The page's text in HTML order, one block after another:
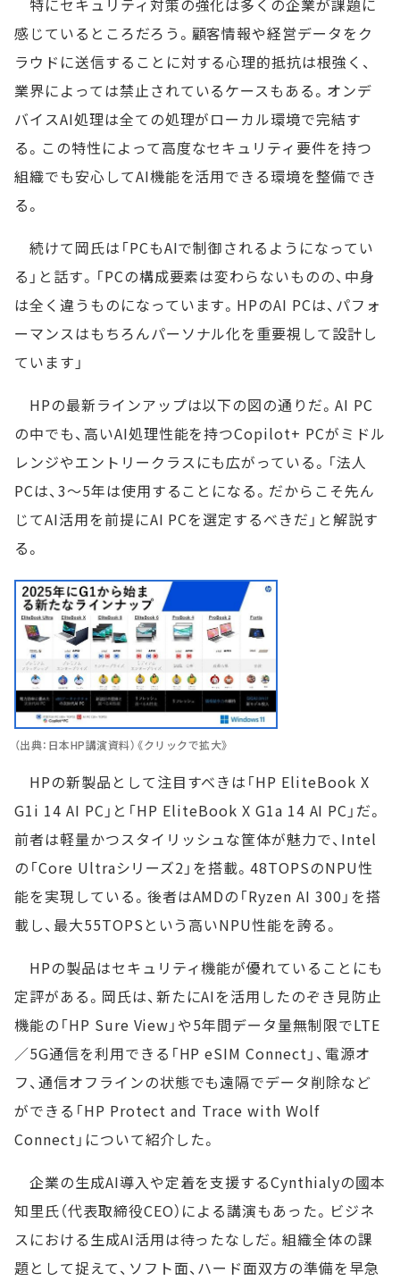
感じているところだろう。顧客情報や経営データをク
ラウドに送信することに対する心理的抵抗は根強く、
業界によっては禁止されているケースもある。オンデ
バイスAI処理は全ての処理がローカル環境で完結す
る。この特性によって高度なセキュリティ要件を持つ
組織でも安心してAI機能を活用できる環境を整備でき
る。
続けて岡氏は「PCもAIで制御されるようになってい
る」と話す。「PCの構成要素は変わらないものの、中身
は全く違うものになっています。HPのAI PCは、パフォ
ーマンスはもちろんパーソナル化を重要視して設計し
ています」
HPの最新ラインアップは以下の図の通りだ。AI PC
の中でも、高いAI処理性能を持つCopilot+ PCがミドル
レンジやエントリークラスにも広がっている。「法人
PCは、3～5年は使用することになる。だからこそ先ん
じてAI活用を前提にAI PCを選定するべきだ」と解説す
る。
（出典：日本HP講演資料）《クリックで拡大》
HPの新製品として注目すべきは「HP EliteBook X
G1i 14 AI PC」と「HP EliteBook X G1a 14 AI PC」だ。
前者は軽量かつスタイリッシュな筐体が魅力で、Intel
の「Core Ultraシリーズ2」を搭載。48TOPSのNPU性
能を実現している。後者はAMDの「Ryzen AI 300」を搭
載し、最大55TOPSという高いNPU性能を誇る。
HPの製品はセキュリティ機能が優れていることにも
定評がある。岡氏は、新たにAIを活用したのぞき見防止
機能の「HP Sure View」や5年間データ量無制限でLTE
／5G通信を利用できる「HP eSIM Connect」、電源オ
フ、通信オフラインの状態でも遠隔でデータ削除など
ができる「HP Protect and Trace with Wolf
Connect」について紹介した。
企業の生成AI導入や定着を支援するCynthialyの國本
知里氏（代表取締役CEO）による講演もあった。ビジネ
スにおける生成AI活用は待ったなしだ。組織全体の課
題として捉えて、ソフト面、ハード面双方の準備を早急